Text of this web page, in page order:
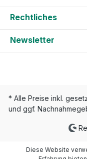
Rechtliches
Newsletter
* Alle Preise inkl.
und ggf.
Diese Website